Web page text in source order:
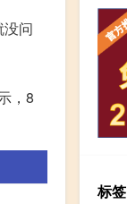
问
，8
标签